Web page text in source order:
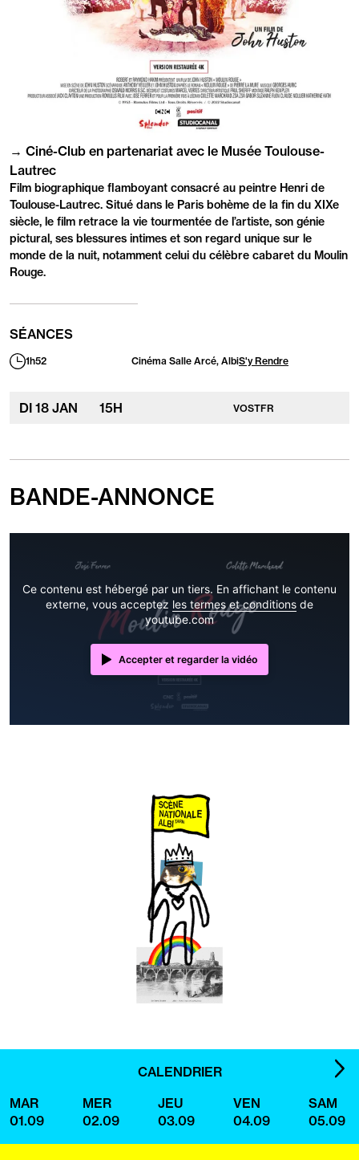
PRÉSENTATION
→ Ciné-Club en partenariat avec le Musée Toulouse-
Lautrec
Film biographique flamboyant consacré au peintre Henri de
Toulouse-Lautrec. Situé dans le Paris bohème de la fin du XIXe
siècle, le film retrace la vie tourmentée de l’artiste, son génie
pictural, ses blessures intimes et son regard unique sur le
monde de la nuit, notamment celui du célèbre cabaret du Moulin
Rouge.
SÉANCES
Durée1h52 Cinéma Salle Arcé, AlbiS'y Rendre
DI 18 JAN 15H VOSTFR
BANDE-ANNONCE
Ce contenu est hébergé par un tiers. En affichant le contenu
externe, vous acceptez les termes et conditions de
youtube.com
Accepter et regarder la vidéo
CALENDRIER
MAR
01.09
MER
02.09
JEU
03.09
VEN
04.09
SAM
05.09